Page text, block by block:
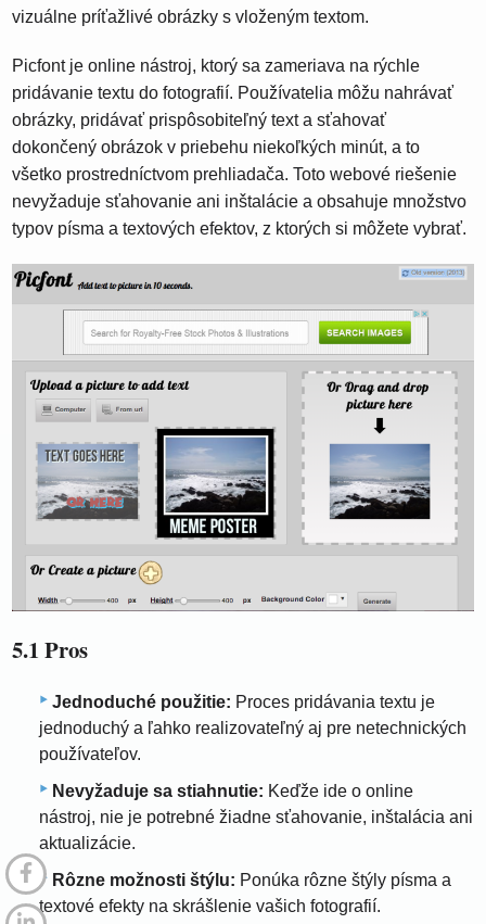
vizuálne príťažlivé obrázky s vloženým textom.
Picfont je online nástroj, ktorý sa zameriava na rýchle
pridávanie textu do fotografií. Používatelia môžu nahrávať
obrázky, pridávať prispôsobiteľný text a sťahovať
dokončený obrázok v priebehu niekoľkých minút, a to
všetko prostredníctvom prehliadača. Toto webové riešenie
nevyžaduje sťahovanie ani inštalácie a obsahuje množstvo
typov písma a textových efektov, z ktorých si môžete vybrať.
5.1 Pros
Jednoduché použitie: Proces pridávania textu je
jednoduchý a ľahko realizovateľný aj pre netechnických
používateľov.
Nevyžaduje sa stiahnutie: Keďže ide o online
nástroj, nie je potrebné žiadne sťahovanie, inštalácia ani
aktualizácie.
Rôzne možnosti štýlu: Ponúka rôzne štýly písma a
textové efekty na skrášlenie vašich fotografií.